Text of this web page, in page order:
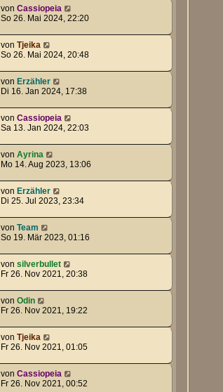
von Cassiopeia
So 26. Mai 2024, 22:20
von Tjeika
So 26. Mai 2024, 20:48
von Erzähler
Di 16. Jan 2024, 17:38
von Cassiopeia
Sa 13. Jan 2024, 22:03
von Ayrina
Mo 14. Aug 2023, 13:06
von Erzähler
Di 25. Jul 2023, 23:34
von Team
So 19. Mär 2023, 01:16
von silverbullet
Fr 26. Nov 2021, 20:38
von Odin
Fr 26. Nov 2021, 19:22
von Tjeika
Fr 26. Nov 2021, 01:05
von Cassiopeia
Fr 26. Nov 2021, 00:52